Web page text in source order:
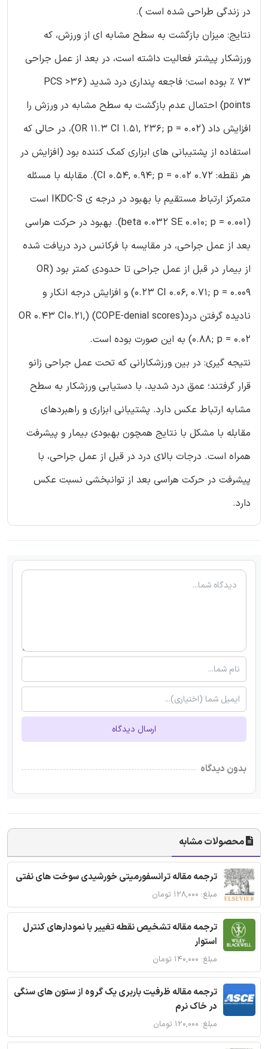
در زندگی طراحی شده است ).
نتایج: میزان بازگشت به سطح مشابه ای از ورزش، که
ورزشکار پیشتر فعالیت داشته است، در بعد از عمل جراحی
73 % بوده است؛ فاجعه پنداری درد شدید (PCS >36
points) احتمال عدم بازگشت به سطح مشابه در ورزش را
افزایش داد (OR 11.3 CI 1.51, 236; p = 0.02)، در حالی که
استفاده از پشتیبانی های ابزاری کمک کننده بود (افزایش در
هر نقطه: 0.72 CI 0.54, 0.94; p = 0.02). مقابله با مسئله
متمرکز ارتباط مستقیم با بهبود در درجه ی IKDC-S است
(beta 0.032 SE 0.010; p = 0.001). بهبود در حرکت هراسی
بعد از عمل جراحی، در مقایسه با فرکانس درد دریافت شده
از بیمار در قبل از عمل جراحی تا حدودی کمتر بود (OR
0.23 CI 0.06, 0.71; p = 0.009) و افزایش درجه انکار و
نادیده گرفتن درد(COPE-denial scores) (OR 0.43 CI0.21,
0.88; p = 0.02) به این صورت بوده است.
نتیجه گیری: در بین ورزشکارانی که تحت عمل جراحی زانو
قرار گرفتند؛ عمق درد شدید، با دستیابی ورزشکار به سطح
مشابه ارتباط عکس دارد. پشتیبانی ابزاری و راهبردهای
مقابله با مشکل با نتایج همچون بهبودی بیمار و پیشرفت
همراه است. درجات بالای درد در قبل از عمل جراحی، با
پیشرفت در حرکت هراسی بعد از توانبخشی نسبت عکس
دارد.
ارسال دیدگاه
بدون دیدگاه
محصولات مشابه
ترجمه مقاله ترانسفورمیتی خورشیدی سوخت های نفتی
مبلغ: ۱۲۸,۰۰۰ تومان
ترجمه مقاله تشخیص نقطه تغییر با نمودارهای کنترل
استوار
مبلغ: ۱۴۰,۰۰۰ تومان
ترجمه مقاله ظرفیت باربری یک گروه از ستون های سنگی
در خاک نرم
مبلغ: ۱۲۰,۰۰۰ تومان